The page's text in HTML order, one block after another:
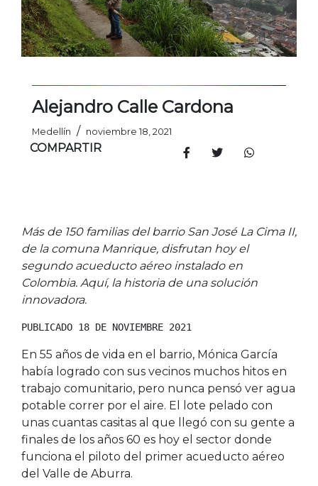
Alejandro Calle Cardona
Medellín / noviembre 18, 2021
COMPARTIR
Más de 150 familias del barrio San José La Cima II,
de la comuna Manrique, disfrutan hoy el
segundo acueducto aéreo instalado en
Colombia. Aquí, la historia de una solución
innovadora.
PUBLICADO 18 DE NOVIEMBRE 2021
En 55 años de vida en el barrio, Mónica García
había logrado con sus vecinos muchos hitos en
trabajo comunitario, pero nunca pensó ver agua
potable correr por el aire. El lote pelado con
unas cuantas casitas al que llegó con su gente a
finales de los años 60 es hoy el sector donde
funciona el piloto del primer acueducto aéreo
del Valle de Aburra.